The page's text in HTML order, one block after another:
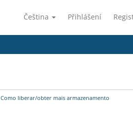
Čeština Přihlášení
Como liberar/obter mais armazenamento